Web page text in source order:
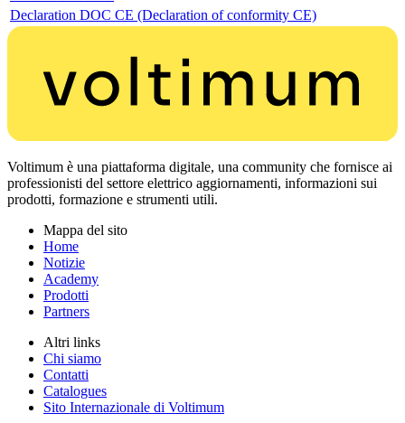
Declaration DOC CE (Declaration of conformity CE)
Voltimum è una piattaforma digitale, una community che fornisce ai
professionisti del settore elettrico aggiornamenti, informazioni sui
prodotti, formazione e strumenti utili.
Mappa del sito
Home
Notizie
Academy
Prodotti
Partners
Altri links
Chi siamo
Contatti
Catalogues
Sito Internazionale di Voltimum